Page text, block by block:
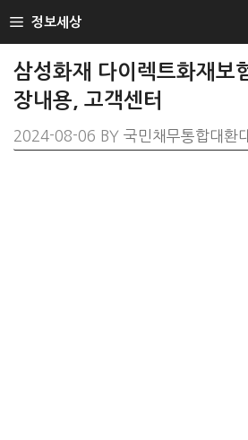
TO
정보세상
삼성화재 다이렉트화재보
장내용, 고객센터
2024-08-06 BY 국민채무통합대환